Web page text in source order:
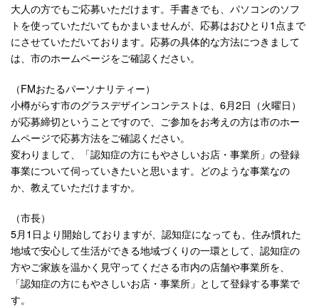
大人の方でもご応募いただけます。手書きでも、パソコンのソフ
トを使っていただいてもかまいませんが、応募はおひとり1点まで
にさせていただいております。応募の具体的な方法につきまして
は、市のホームページをご確認ください。
（FMおたるパーソナリティー）
小樽がらす市のグラスデザインコンテストは、6月2日（火曜日）
が応募締切ということですので、ご参加をお考えの方は市のホー
ムページで応募方法をご確認ください。
変わりまして、「認知症の方にもやさしいお店・事業所」の登録
事業について伺っていきたいと思います。どのような事業なの
か、教えていただけますか。
（市長）
5月1日より開始しておりますが、認知症になっても、住み慣れた
地域で安心して生活ができる地域づくりの一環として、認知症の
方やご家族を温かく見守ってくださる市内の店舗や事業所を、
「認知症の方にもやさしいお店・事業所」として登録する事業で
す。